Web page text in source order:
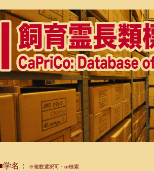
学名： ※複数選択可・or検索